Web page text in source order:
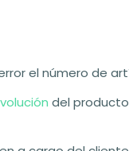
el número de
del